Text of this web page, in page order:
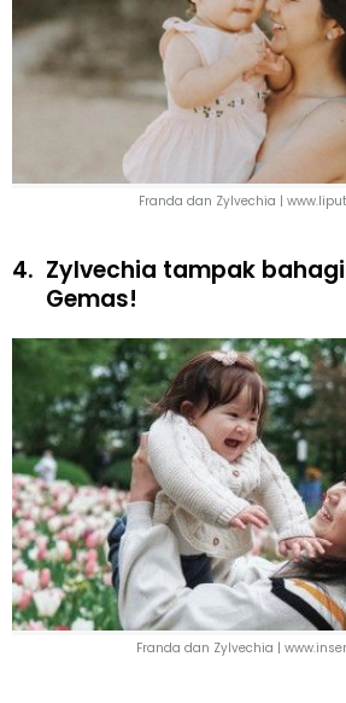
Franda dan Zylvechia |
4. Zylvechia tampak
Gemas!
Franda dan Zylvechia |